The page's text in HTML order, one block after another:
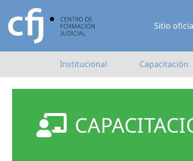
Sitio
Institucional Capacitación